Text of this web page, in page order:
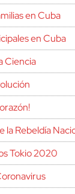
en Cuba
en Cuba
Ciencia
la Rebeldía
Tokio 2020